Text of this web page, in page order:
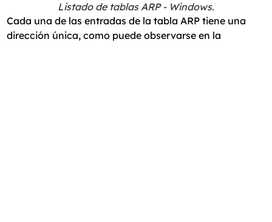
Listado de tablas ARP - Windows.
Cada una de las entradas de la tabla ARP tiene una
dirección única, como puede observarse en la